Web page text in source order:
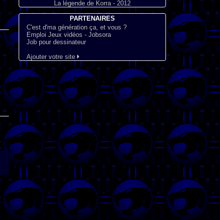
La légende de Korra - 2012
PARTENAIRES
C'est d'ma génération ça, et vous ?
Emploi Jeux vidéos - Jobsora
Job pour dessinateur
Ajouter votre site